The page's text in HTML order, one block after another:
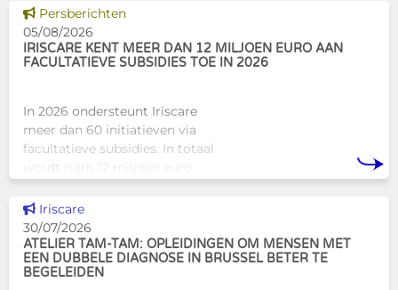
alternatief biedt voor de
traditionele
huisvestingsstructuren v
Dit nieuws tonen
Persberichten
05/08/2026
IRISCARE KENT MEER DAN 12 MILJOEN EURO AAN
FACULTATIEVE SUBSIDIES TOE IN 2026
In 2026 ondersteunt Iriscare
meer dan 60 initiatieven via
facultatieve subsidies. In totaal
wordt ruim 12 miljoen euro
Brusselse actoren die actief
zijn op het vlak van gezondhe
Dit nieuws tonen
Iriscare
30/07/2026
ATELIER TAM-TAM: OPLEIDINGEN OM MENSEN MET
EEN DUBBELE DIAGNOSE IN BRUSSEL BETER TE
BEGELEIDEN